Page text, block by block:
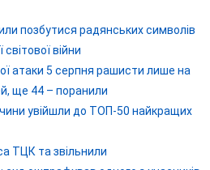
позбутися радянських символів
війни
атаки 5 серпня рашисти лише на
ще 44 – поранили
увійшли до ТОП-50 найкращих
ТЦК та звільнили